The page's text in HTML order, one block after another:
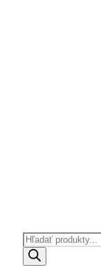
Products
search